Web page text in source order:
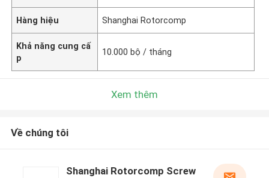
Hàng hiệu Shanghai Rotorcomp
Khả năng cung cấ
p
10.000 bộ / tháng
Xem thêm
Về chúng tôi
Shanghai Rotorcomp Screw